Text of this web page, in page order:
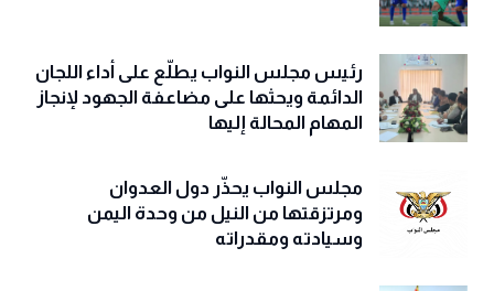
رئيس مجلس النواب يطلّع على أداء اللجان
الدائمة ويحثها على مضاعفة الجهود لإنجاز
المهام المحالة إليها
مجلس النواب يحذّّر دول العدوان
ومرتزقتها من النيل من وحدة اليمن
وسيادته ومقدراته